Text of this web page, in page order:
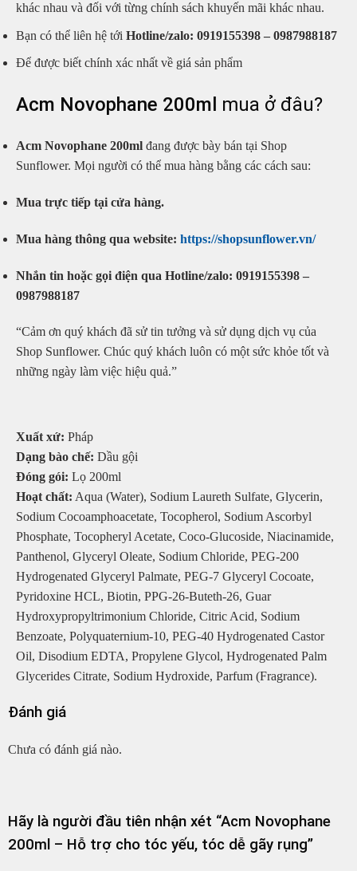
khác nhau và đối với từng chính sách khuyến mãi khác nhau.
Bạn có thể liên hệ tới Hotline/zalo: 0919155398 – 0987988187
Để được biết chính xác nhất về giá sản phẩm
Acm Novophane 200ml mua ở đâu?
Acm Novophane 200ml đang được bày bán tại Shop
Sunflower. Mọi người có thể mua hàng bằng các cách sau:
Mua trực tiếp tại cửa hàng.
Mua hàng thông qua website: https://shopsunflower.vn/
Nhắn tin hoặc gọi điện qua Hotline/zalo: 0919155398 –
0987988187
“Cảm ơn quý khách đã sử tin tưởng và sử dụng dịch vụ của
Shop Sunflower. Chúc quý khách luôn có một sức khỏe tốt và
những ngày làm việc hiệu quả.”
Xuất xứ: Pháp
Dạng bào chế: Dầu gội
Đóng gói: Lọ 200ml
Hoạt chất: Aqua (Water), Sodium Laureth Sulfate, Glycerin,
Sodium Cocoamphoacetate, Tocopherol, Sodium Ascorbyl
Phosphate, Tocopheryl Acetate, Coco-Glucoside, Niacinamide,
Panthenol, Glyceryl Oleate, Sodium Chloride, PEG-200
Hydrogenated Glyceryl Palmate, PEG-7 Glyceryl Cocoate,
Pyridoxine HCL, Biotin, PPG-26-Buteth-26, Guar
Hydroxypropyltrimonium Chloride, Citric Acid, Sodium
Benzoate, Polyquaternium-10, PEG-40 Hydrogenated Castor
Oil, Disodium EDTA, Propylene Glycol, Hydrogenated Palm
Glycerides Citrate, Sodium Hydroxide, Parfum (Fragrance).
Đánh giá
Chưa có đánh giá nào.
Hãy là người đầu tiên nhận xét “Acm Novophane
200ml – Hỗ trợ cho tóc yếu, tóc dễ gãy rụng”